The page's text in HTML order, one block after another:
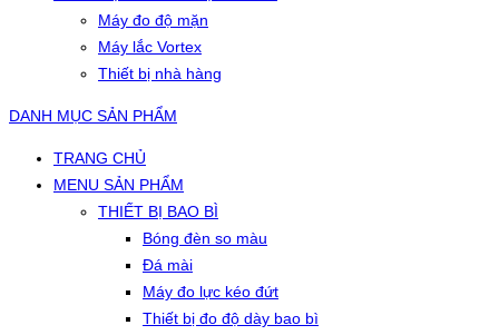
Máy đo độ mặn
Máy lắc Vortex
Thiết bị nhà hàng
DANH MỤC SẢN PHẨM
TRANG CHỦ
MENU SẢN PHẨM
THIẾT BỊ BAO BÌ
Bóng đèn so màu
Đá mài
Máy đo lực kéo đứt
Thiết bị đo độ dày bao bì